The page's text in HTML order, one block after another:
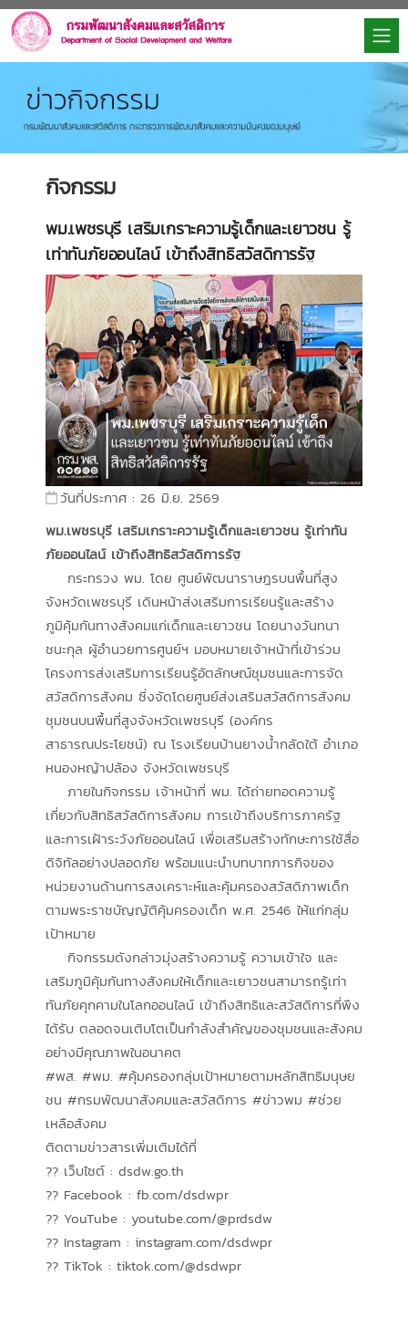
กิจกรรม
พม.เพชรบุรี เสริมเกราะความรู้เด็กและเยาวชน รู้
เท่าทันภัยออนไลน์ เข้าถึงสิทธิสวัสดิการรัฐ
วันที่ประกาศ : 26 มิ.ย. 2569
พม.เพชรบุรี เสริมเกราะความรู้เด็กและเยาวชน รู้เท่าทัน
ภัยออนไลน์ เข้าถึงสิทธิสวัสดิการรัฐ
กระทรวง พม. โดย ศูนย์พัฒนาราษฎรบนพื้นที่สูง
จังหวัดเพชรบุรี เดินหน้าส่งเสริมการเรียนรู้และสร้าง
ภูมิคุ้มกันทางสังคมแก่เด็กและเยาวชน โดยนางวันทนา
ชนะกุล ผู้อำนวยการศูนย์ฯ มอบหมายเจ้าหน้าที่เข้าร่วม
โครงการส่งเสริมการเรียนรู้อัตลักษณ์ชุมชนและการจัด
สวัสดิการสังคม ซึ่งจัดโดยศูนย์ส่งเสริมสวัสดิการสังคม
ชุมชนบนพื้นที่สูงจังหวัดเพชรบุรี (องค์กร
สาธารณประโยชน์) ณ โรงเรียนบ้านยางน้ำกลัดใต้ อำเภอ
หนองหญ้าปล้อง จังหวัดเพชรบุรี
ภายในกิจกรรม เจ้าหน้าที่ พม. ได้ถ่ายทอดความรู้
เกี่ยวกับสิทธิสวัสดิการสังคม การเข้าถึงบริการภาครัฐ
และการเฝ้าระวังภัยออนไลน์ เพื่อเสริมสร้างทักษะการใช้สื่อ
ดิจิทัลอย่างปลอดภัย พร้อมแนะนำบทบาทภารกิจของ
หน่วยงานด้านการสงเคราะห์และคุ้มครองสวัสดิภาพเด็ก
ตามพระราชบัญญัติคุ้มครองเด็ก พ.ศ. 2546 ให้แก่กลุ่ม
เป้าหมาย
กิจกรรมดังกล่าวมุ่งสร้างความรู้ ความเข้าใจ และ
เสริมภูมิคุ้มกันทางสังคมให้เด็กและเยาวชนสามารถรู้เท่า
ทันภัยคุกคามในโลกออนไลน์ เข้าถึงสิทธิและสวัสดิการที่พึง
ได้รับ ตลอดจนเติบโตเป็นกำลังสำคัญของชุมชนและสังคม
อย่างมีคุณภาพในอนาคต
#พส. #พม. #คุ้มครองกลุ่มเป้าหมายตามหลักสิทธิมนุษย
ชน #กรมพัฒนาสังคมและสวัสดิการ #ข่าวพม #ช่วย
เหลือสังคม
ติดตามข่าวสารเพิ่มเติมได้ที่
?? เว็บไซต์ : dsdw.go.th
?? Facebook : fb.com/dsdwpr
?? YouTube : youtube.com/@prdsdw
?? Instagram : instagram.com/dsdwpr
?? TikTok : tiktok.com/@dsdwpr